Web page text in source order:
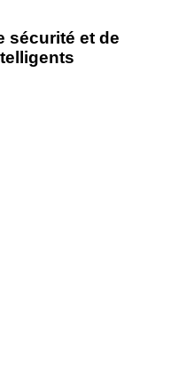
sécurité et de